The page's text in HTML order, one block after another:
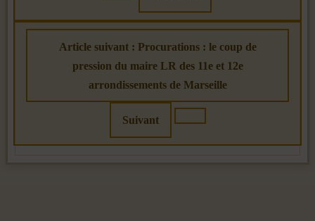
Article suivant : Procurations : le coup de
pression du maire LR des 11e et 12e
arrondissements de Marseille
Suivant